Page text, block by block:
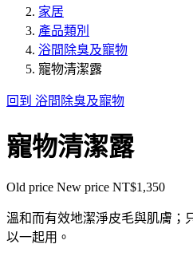
家居
產品類別
浴間除臭及寵物
寵物清潔露
回到 浴間除臭及寵物
寵物清潔露
Old price New price NT$1,350
溫和而有效地潔淨皮毛與肌膚；
以一起用。